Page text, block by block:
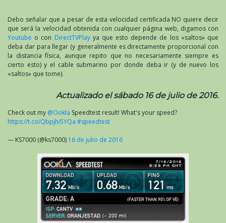
Debo señalar que a pesar de esta velocidad certificada NO quiere decir
que será la velocidad obtenida con cualquier página web, digamos con
Youtube o con DirectTVPlayya que esto depende de los «saltos» que
deba dar para llegar (y generalmente es directamente proporcional con
la distancia física, aunque repito que no necesariamente siempre es
cierto esto) y el cable submarino por donde deba ir (y de nuevo los
«saltos» que tome).
Actualizado el sábado 16 de julio de 2016.
Check out my @Ookla Speedtest result! What's your speed?
https://t.co/Qbpjhi5YQa #speedtest
— KS7000 (@ks7000) 16 de julio de 2016